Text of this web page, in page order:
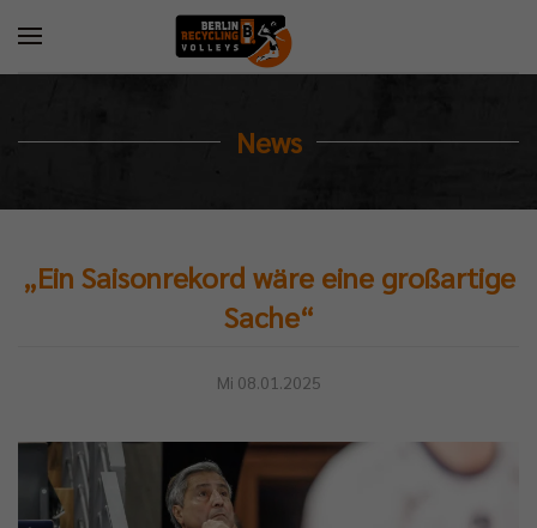
News
„Ein Saisonrekord wäre eine großartige
Sache“
Mi 08.01.2025